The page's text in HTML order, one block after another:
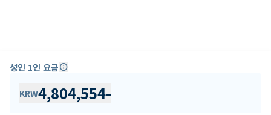
성인 1인 요금info
KRW4,804,554-